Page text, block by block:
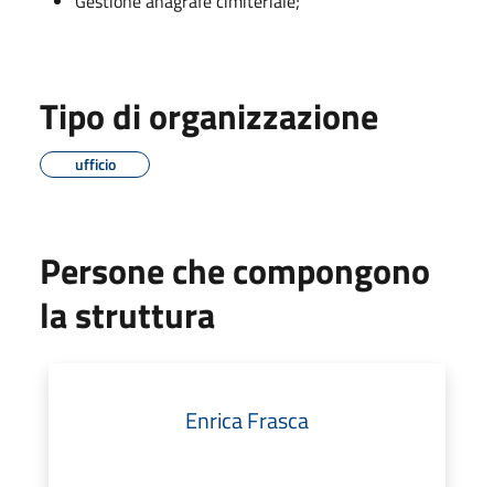
Tipo di organizzazione
ufficio
Persone che compongono
la struttura
Enrica Frasca